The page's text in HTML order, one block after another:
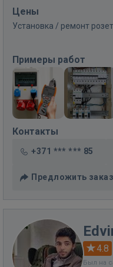
Цены
Установка / ремонт
Примеры работ
Контакты
+371 *** *** 85
Предложить заказ
4.8
Был на